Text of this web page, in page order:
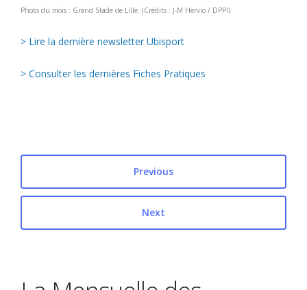
Photo du mois : Grand Stade de Lille. (Crédits : J-M Hervio / DPPI)
> Lire la dernière newsletter Ubisport
> Consulter les dernières Fiches Pratiques
Previous
Next